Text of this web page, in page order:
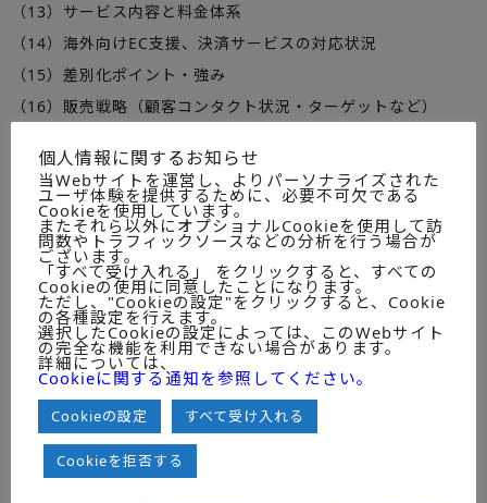
（13）サービス内容と料金体系
（14）海外向けEC支援、決済サービスの対応状況
（15）差別化ポイント・強み
（16）販売戦略（顧客コンタクト状況・ターゲットなど）
番号非保持化や改正割賦販売法への対応など）
（18）ネット決済と対面決済への取り組み状況
（19）海外展開やEC支援サービスなどへの取り組み
（20）現状の課題と今後の展望
※調査対象期間は2024年度～2026年度。
個人情報に関するお知らせ
当Webサイトを運営し、よりパーソナライズされた
ユーザ体験を提供するために、必要不可欠である
Cookieを使用しています。
またそれら以外にオプショナルCookieを使用して訪
問数やトラフィックソースなどの分析を行う場合が
ございます。
「すべて受け入れる」 をクリックすると、すべての
Cookieの使用に同意したことになります。
ただし、"Cookieの設定"をクリックすると、Cookie
の各種設定を行えます。
選択したCookieの設定によっては、このWebサイト
の完全な機能を利用できない場合があります。
詳細については、
Cookieに関する通知を参照してください。
Cookieの設定 すべて受け入れる
Cookieを拒否する